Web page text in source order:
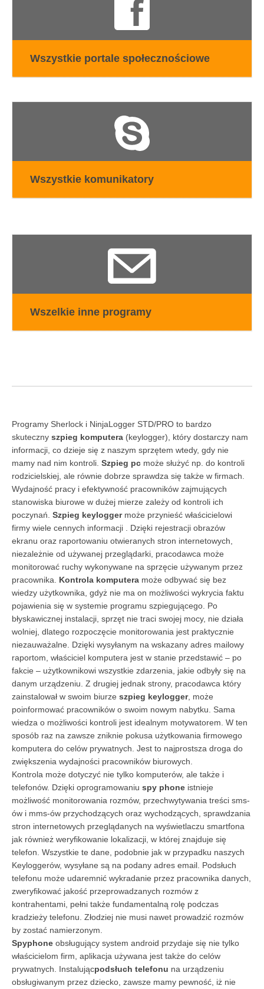
Wszystkie portale społecznościowe
Wszystkie komunikatory
Wszelkie inne programy
Programy Sherlock i NinjaLogger STD/PRO to bardzo
skuteczny szpieg komputera (keylogger), który dostarczy nam
informacji, co dzieje się z naszym sprzętem wtedy, gdy nie
mamy nad nim kontroli. Szpieg pc może służyć np. do kontroli
rodzicielskiej, ale równie dobrze sprawdza się także w firmach.
Wydajność pracy i efektywność pracowników zajmujących
stanowiska biurowe w dużej mierze zależy od kontroli ich
poczynań. Szpieg keylogger może przynieść właścicielowi
firmy wiele cennych informacji . Dzięki rejestracji obrazów
ekranu oraz raportowaniu otwieranych stron internetowych,
niezależnie od używanej przeglądarki, pracodawca może
monitorować ruchy wykonywane na sprzęcie używanym przez
pracownika.
Kontrola komputera może odbywać się bez
wiedzy użytkownika, gdyż nie ma on możliwości wykrycia faktu
pojawienia się w systemie programu szpiegującego. Po
błyskawicznej instalacji, sprzęt nie traci swojej mocy, nie działa
wolniej, dlatego rozpoczęcie monitorowania jest praktycznie
niezauważalne. Dzięki wysyłanym na wskazany adres mailowy
raportom, właściciel komputera jest w stanie przedstawić – po
fakcie – użytkownikowi wszystkie zdarzenia, jakie odbyły się na
danym urządzeniu. Z drugiej jednak strony, pracodawca który
zainstalował w swoim biurze szpieg keylogger, może
poinformować pracowników o swoim nowym nabytku. Sama
wiedza o możliwości kontroli jest idealnym motywatorem. W ten
sposób raz na zawsze zniknie pokusa użytkowania firmowego
komputera do celów prywatnych. Jest to najprostsza droga do
zwiększenia wydajności pracowników biurowych.
Kontrola może dotyczyć nie tylko komputerów, ale także i
telefonów. Dzięki oprogramowaniu spy phone istnieje
możliwość monitorowania rozmów, przechwytywania treści sms-
ów i mms-ów przychodzących oraz wychodzących, sprawdzania
stron internetowych przeglądanych na wyświetlaczu smartfona
jak również weryfikowanie lokalizacji, w której znajduje się
telefon. Wszystkie te dane, podobnie jak w przypadku naszych
Keyloggerów, wysyłane są na podany adres email. Podsłuch
telefonu może udaremnić wykradanie przez pracownika danych,
zweryfikować jakość przeprowadzanych rozmów z
kontrahentami, pełni także fundamentalną rolę podczas
kradzieży telefonu. Złodziej nie musi nawet prowadzić rozmów
by zostać namierzonym.
Spyphone obsługujący system android przydaje się nie tylko
właścicielom firm, aplikacja używana jest także do celów
prywatnych. Instalującpodsłuch telefonu na urządzeniu
obsługiwanym przez dziecko, zawsze mamy pewność, iż nie